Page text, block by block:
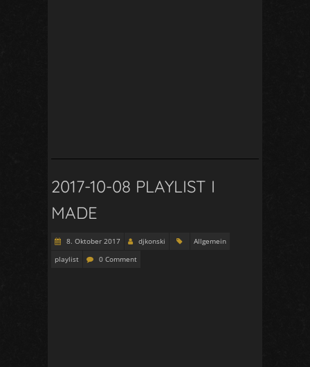
2017-10-08 PLAYLIST I
MADE
8. Oktober 2017 djkonski
Allgemein
playlist
0 Comment